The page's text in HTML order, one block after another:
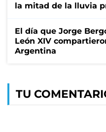
la mitad de la lluvia
El día que Jorge
León XIV
Argentina
TU